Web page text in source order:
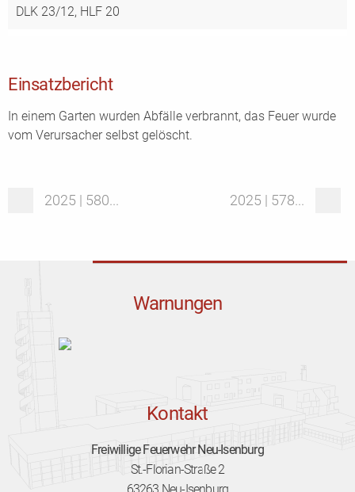
DLK 23/12, HLF 20
Einsatzbericht
In einem Garten wurden Abfälle verbrannt, das Feuer wurde
vom Verursacher selbst gelöscht.
2025 | 580... 2025 | 578...
Warnungen
Kontakt
Freiwillige Feuerwehr Neu-Isenburg
St.-Florian-Straße 2